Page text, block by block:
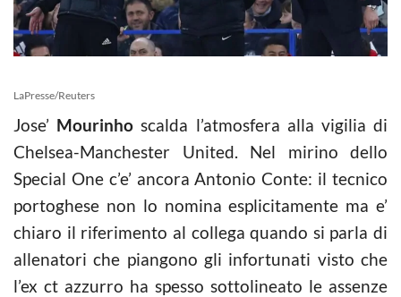
LaPresse/Reuters
Jose’ Mourinho scalda l’atmosfera alla vigilia di
Chelsea-Manchester United. Nel mirino dello
Special One c’e’ ancora Antonio Conte: il tecnico
portoghese non lo nomina esplicitamente ma e’
chiaro il riferimento al collega quando si parla di
allenatori che piangono gli infortunati visto che
l’ex ct azzurro ha spesso sottolineato le assenze